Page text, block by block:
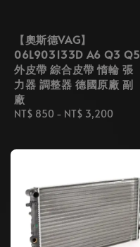
【奧斯德VAG】
06L903133D A6 Q3 Q5
外皮帶 綜合皮帶 惰輪 張
力器 調整器 德國原廠 副
廠
Regular
NT$ 850 - NT$ 3,200